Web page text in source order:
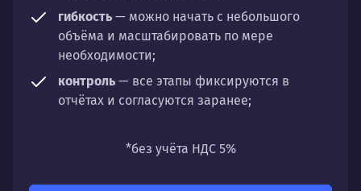
гибкость — можно начать с небольшого
объёма и масштабировать по мере
необходимости;
контроль — все этапы фиксируются в
отчётах и согласуются заранее;
направлений: стратегии, настройки,
*без учёта НДС 5%